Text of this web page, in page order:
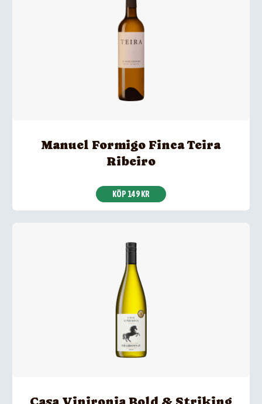
Manuel Formigo Finca Teira
Ribeiro
KÖP 149 KR